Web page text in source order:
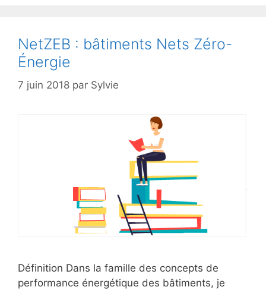
NetZEB : bâtiments Nets Zéro-
Énergie
7 juin 2018 par Sylvie
Définition Dans la famille des concepts de
performance énergétique des bâtiments, je